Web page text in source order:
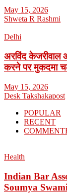
May 15, 2026
Shweta R Rashmi
Delhi
अरविंद केजरीवाल
करने पर मुकदमा
May 15, 2026
Desk Takshakapost
POPULAR
RECENT
Health
Indian Bar
Soumya